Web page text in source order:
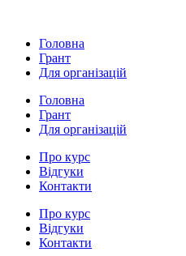
Головна
Грант
Для організацій
Головна
Грант
Для організацій
Про курс
Відгуки
Контакти
Про курс
Відгуки
Контакти